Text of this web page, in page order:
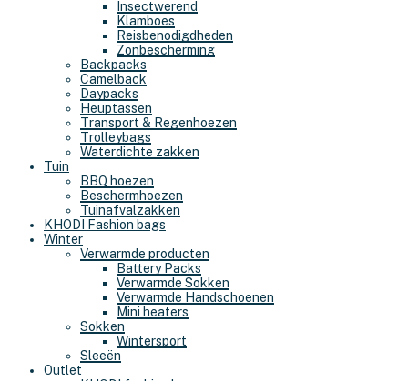
Insectwerend
Klamboes
Reisbenodigdheden
Zonbescherming
Backpacks
Camelback
Daypacks
Heuptassen
Transport & Regenhoezen
Trolleybags
Waterdichte zakken
Tuin
BBQ hoezen
Beschermhoezen
Tuinafvalzakken
KHODI Fashion bags
Winter
Verwarmde producten
Battery Packs
Verwarmde Sokken
Verwarmde Handschoenen
Mini heaters
Sokken
Wintersport
Sleeën
Outlet